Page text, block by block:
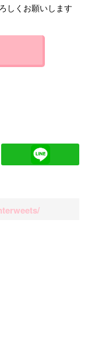
しくお願いします